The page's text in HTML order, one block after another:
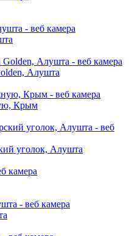
Алушта
Крым
уголок, Алушта